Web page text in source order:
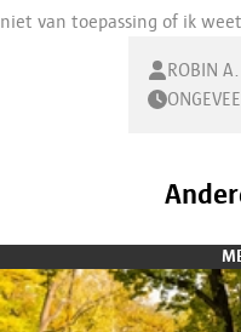
niet van toepassing of ik
ROBIN A.